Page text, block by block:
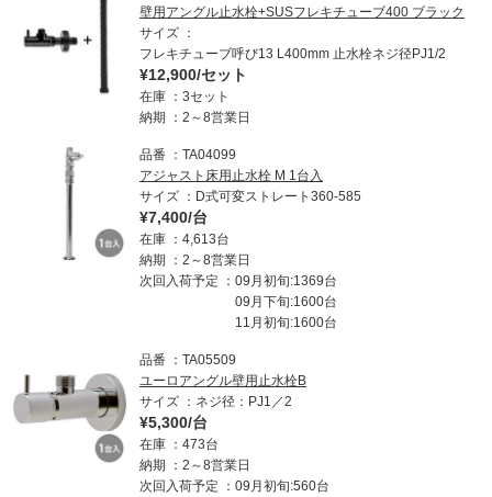
壁用アングル止水栓+SUSフレキチューブ400 ブラック
サイズ
フレキチューブ呼び13 L400mm 止水栓ネジ径PJ1/2
¥12,900/セット
在庫
3セット
納期
2～8営業日
品番
TA04099
アジャスト床用止水栓 M 1台入
サイズ
D式可変ストレート360-585
¥7,400/台
在庫
4,613台
納期
2～8営業日
次回入荷予定
09月初旬:1369台
09月下旬:1600台
11月初旬:1600台
品番
TA05509
ユーロアングル壁用止水栓B
サイズ
ネジ径：PJ1／2
¥5,300/台
在庫
473台
納期
2～8営業日
次回入荷予定
09月初旬:560台